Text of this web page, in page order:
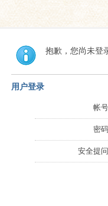
抱歉，您尚未登
用户登录
帐
密
安全提